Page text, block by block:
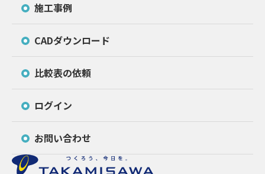
施工事例
CADダウンロード
比較表の依頼
ログイン
お問い合わせ